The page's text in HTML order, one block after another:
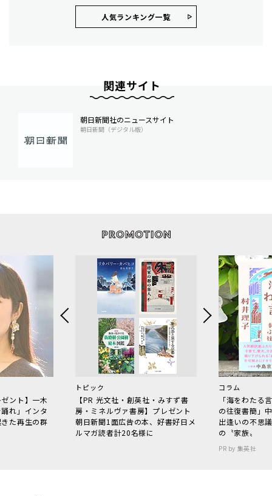
人気ランキング⼀覧
関連サイト
朝日新聞社のニュースサイト
朝日新聞（デジタル版）
ント】一木
れ」インタ
た再生の群
トピック
【PR 光文社・創英社・みすず書
房・ミネルヴァ書房】プレゼント
朝日新聞1面広告の本、好書好日メ
ルマガ読者計20名様に
コラム
「海をわた
の往復書簡」
出逢いの不思
の〝家族〟
PR by 集英社